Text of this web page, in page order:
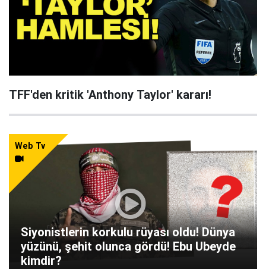
TFF'den kritik 'Anthony Taylor' kararı!
Web Tv
Siyonistlerin korkulu rüyası oldu! Dünya
yüzünü, şehit olunca gördü! Ebu Ubeyde
kimdir?